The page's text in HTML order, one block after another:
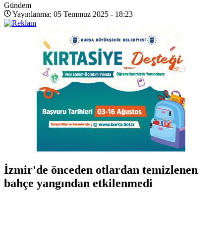
Gündem
Yayınlanma: 05 Temmuz 2025 - 18:23
İzmir'de önceden otlardan temizlenen
bahçe yangından etkilenmedi